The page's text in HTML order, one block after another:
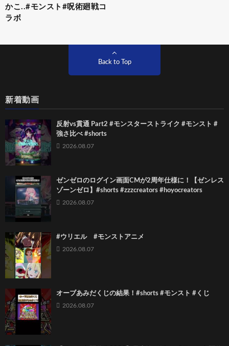
かこ..#モンスト#呪術廻戦コ
ラボ
Back to Top
新着動画
反射vs貫通 Part2 #モンスターストライク #モンスト #
強さ比べ #shorts
2026.08.07
ゼンゼロのログイン画面CMが2周年仕様に！【ゼンレス
ゾーンゼロ】#shorts #zzzcreators #hoyocreators
2026.08.07
#ウリエル #モンストアニメ
2026.08.07
オーブあみだくじの結果！#shorts #モンスト #くじ
2026.08.07